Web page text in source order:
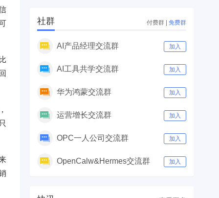
社群 付费群 | 免费群
AI产品经理交流群 加入
AI工具共学交流群 加入
华为鸿蒙交流群 加入
运营增长交流群 加入
OPC一人公司交流群 加入
OpenCalw&Hermes交流群 加入